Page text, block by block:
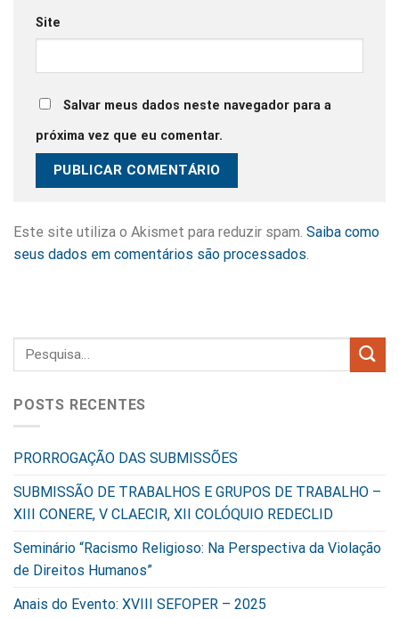
Site
Salvar meus dados neste navegador para a
próxima vez que eu comentar.
Este site utiliza o Akismet para reduzir spam. Saiba como
seus dados em comentários são processados
POSTS RECENTES
PRORROGAÇÃO DAS SUBMISSÕES
SUBMISSÃO DE TRABALHOS E GRUPOS DE TRABALHO –
XIII CONERE, V CLAECIR, XII COLÓQUIO REDECLID
Seminário “Racismo Religioso: Na Perspectiva da Violação
de Direitos Humanos”
Anais do Evento: XVIII SEFOPER – 2025